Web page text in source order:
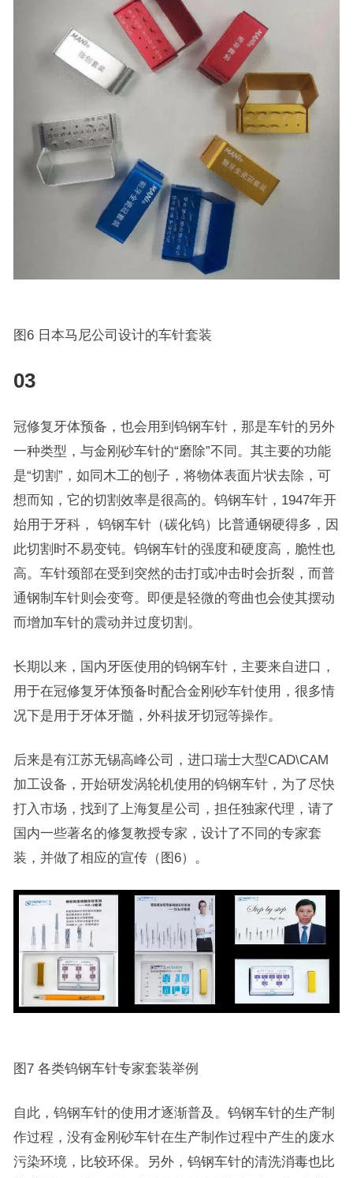
图6 日本马尼公司设计的车针套装
03
冠修复牙体预备，也会用到钨钢车针，那是车针的另外
一种类型，与金刚砂车针的“磨除”不同。其主要的功能
是“切割”，如同木工的刨子，将物体表面片状去除，可
想而知，它的切割效率是很高的。钨钢车针，1947年开
始用于牙科， 钨钢车针（碳化钨）比普通钢硬得多，因
此切割时不易变钝。钨钢车针的强度和硬度高，脆性也
高。车针颈部在受到突然的击打或冲击时会折裂，而普
通钢制车针则会变弯。即便是轻微的弯曲也会使其摆动
而增加车针的震动并过度切割。
长期以来，国内牙医使用的钨钢车针，主要来自进口，
用于在冠修复牙体预备时配合金刚砂车针使用，很多情
况下是用于牙体牙髓，外科拔牙切冠等操作。
后来是有江苏无锡高峰公司，进口瑞士大型CAD\CAM
加工设备，开始研发涡轮机使用的钨钢车针，为了尽快
打入市场，找到了上海复星公司，担任独家代理，请了
国内一些著名的修复教授专家，设计了不同的专家套
装，并做了相应的宣传（图6）。
图7 各类钨钢车针专家套装举例
自此，钨钢车针的使用才逐渐普及。钨钢车针的生产制
作过程，没有金刚砂车针在生产制作过程中产生的废水
污染环境，比较环保。另外，钨钢车针的清洗消毒也比